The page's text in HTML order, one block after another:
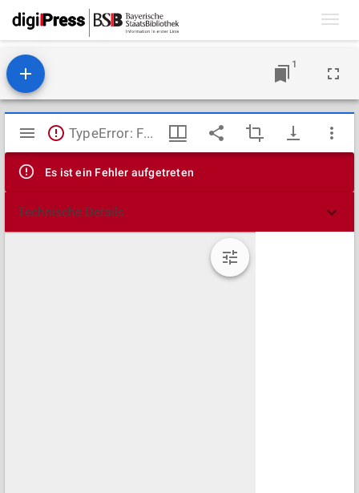
1
Mirador
Viewer
TypeError: Failed to fetch
Es ist ein Fehler aufgetreten
Technische Details